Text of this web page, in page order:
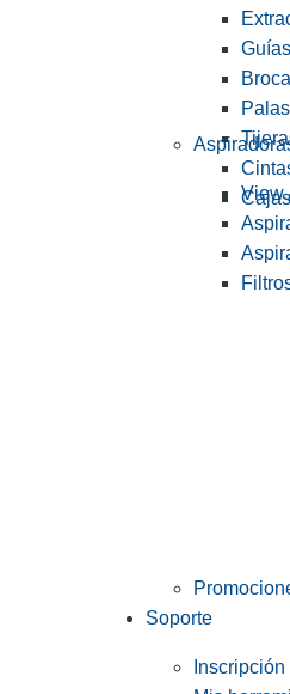
Palas
View
Soporte